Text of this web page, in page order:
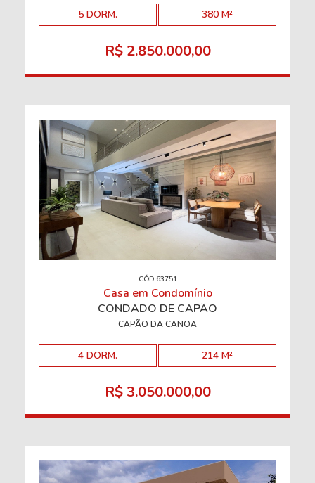
5 DORM. 380 M²
R$ 2.850.000,00
CÓD 63751
Casa em Condomínio
CONDADO DE CAPÃO
CAPÃO DA CANOA
4 DORM. 214 M²
R$ 3.050.000,00